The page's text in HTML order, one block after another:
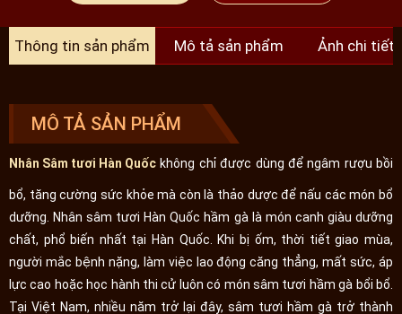
Thông tin sản phẩm Mô tả sản phẩm Ảnh chi tiết
MÔ TẢ SẢN PHẨM
Nhân Sâm tươi Hàn Quốc không chỉ được dùng để ngâm rượu bồi
bổ, tăng cường sức khỏe mà còn là thảo dược để nấu các món bổ
dưỡng. Nhân sâm tươi Hàn Quốc hầm gà là món canh giàu dưỡng
chất, phổ biến nhất tại Hàn Quốc. Khi bị ốm, thời tiết giao mùa,
người mắc bệnh nặng, làm việc lao động căng thẳng, mất sức, áp
lực cao hoặc học hành thi cử luôn có món sâm tươi hầm gà bổi bổ.
Tại Việt Nam, nhiều năm trở lại đây, sâm tươi hầm gà trở thành